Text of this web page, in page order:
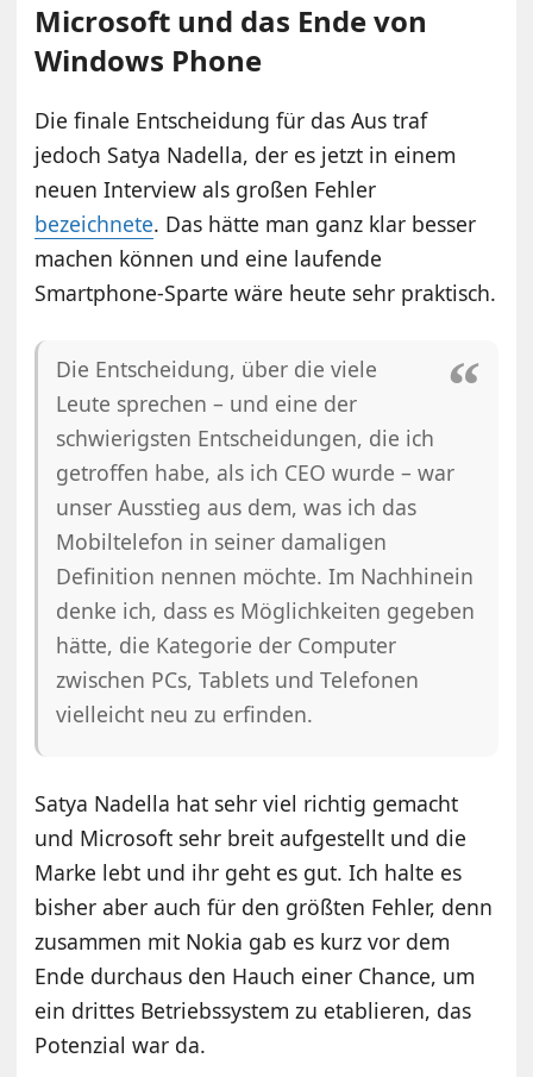
Microsoft und das Ende von
Windows Phone
Die finale Entscheidung für das Aus traf
jedoch Satya Nadella, der es jetzt in einem
neuen Interview als großen Fehler
bezeichnete. Das hätte man ganz klar besser
machen können und eine laufende
Smartphone-Sparte wäre heute sehr praktisch.
Die Entscheidung, über die viele
Leute sprechen – und eine der
schwierigsten Entscheidungen, die ich
getroffen habe, als ich CEO wurde – war
unser Ausstieg aus dem, was ich das
Mobiltelefon in seiner damaligen
Definition nennen möchte. Im Nachhinein
denke ich, dass es Möglichkeiten gegeben
hätte, die Kategorie der Computer
zwischen PCs, Tablets und Telefonen
vielleicht neu zu erfinden.
Satya Nadella hat sehr viel richtig gemacht
und Microsoft sehr breit aufgestellt und die
Marke lebt und ihr geht es gut. Ich halte es
bisher aber auch für den größten Fehler, denn
zusammen mit Nokia gab es kurz vor dem
Ende durchaus den Hauch einer Chance, um
ein drittes Betriebssystem zu etablieren, das
Potenzial war da.